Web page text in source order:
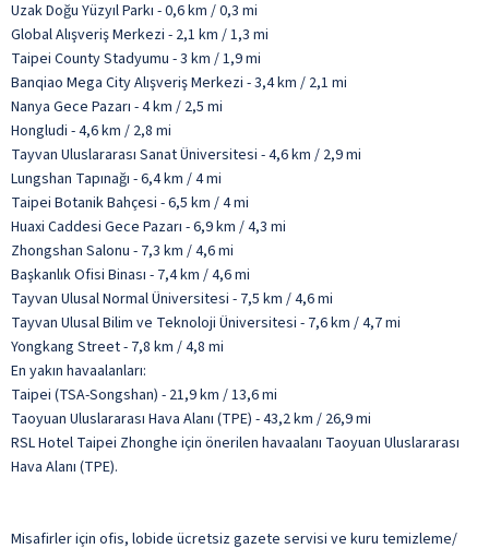
Uzak Doğu Yüzyıl Parkı - 0,6 km / 0,3 mi
Global Alışveriş Merkezi - 2,1 km / 1,3 mi
Taipei County Stadyumu - 3 km / 1,9 mi
Banqiao Mega City Alışveriş Merkezi - 3,4 km / 2,1 mi
Nanya Gece Pazarı - 4 km / 2,5 mi
Hongludi - 4,6 km / 2,8 mi
Tayvan Uluslararası Sanat Üniversitesi - 4,6 km / 2,9 mi
Lungshan Tapınağı - 6,4 km / 4 mi
Taipei Botanik Bahçesi - 6,5 km / 4 mi
Huaxi Caddesi Gece Pazarı - 6,9 km / 4,3 mi
Zhongshan Salonu - 7,3 km / 4,6 mi
Başkanlık Ofisi Binası - 7,4 km / 4,6 mi
Tayvan Ulusal Normal Üniversitesi - 7,5 km / 4,6 mi
Tayvan Ulusal Bilim ve Teknoloji Üniversitesi - 7,6 km / 4,7 mi
Yongkang Street - 7,8 km / 4,8 mi
En yakın havaalanları:
Taipei (TSA-Songshan) - 21,9 km / 13,6 mi
Taoyuan Uluslararası Hava Alanı (TPE) - 43,2 km / 26,9 mi
RSL Hotel Taipei Zhonghe için önerilen havaalanı Taoyuan Uluslararası
Hava Alanı (TPE).
Misafirler için ofis, lobide ücretsiz gazete servisi ve kuru temizleme/